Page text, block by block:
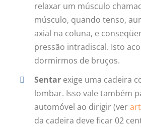
relaxar um músculo
músculo, quando tenso,
axial na coluna, e
pressão intradiscal. Isto
dormirmos de bruços.
Sentar exige uma cadeira
lombar. Isso vale também
automóvel ao dirigir (ver
da cadeira deve ficar 02